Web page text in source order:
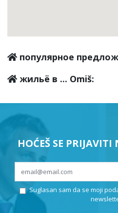
популярное
жильё в ... Omiš:
HOĆEŠ SE PRIJAVITI
Suglasan sam da se moji